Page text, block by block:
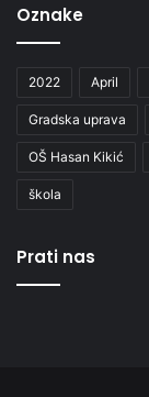
Oznake
2022 April
Gradska uprava
OŠ Hasan Kikić
škola
Prati nas